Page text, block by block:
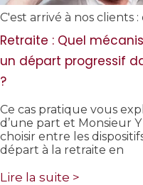
C'est arrivé à nos clients
Retraite : Quel
un départ progressif
?
Ce cas pratique vous
d’une part et Monsieur
choisir entre les
départ à la retraite en
Lire la suite >